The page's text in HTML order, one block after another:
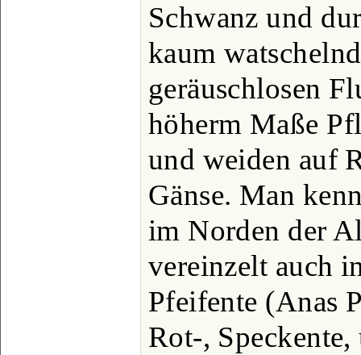
Schwanz und
kaum
geräuschlosen
höherm Maße
und weiden auf
Gänse. Man
im Norden der
vereinzelt auch
Pfeifente (Anas
Rot-,